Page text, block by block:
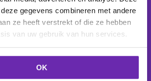
gegevens combineren met andere
ze heeft verstrekt of die ze hebben
van uw gebruik van hun services.
OK
E-mail
Webhosting
Webshop